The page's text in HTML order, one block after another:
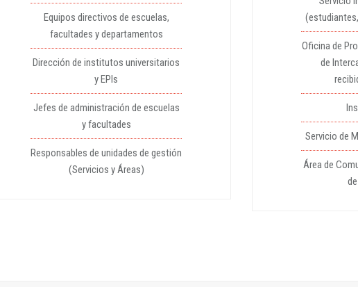
Equipos directivos de escuelas,
facultades y departamentos
Dirección de institutos universitarios
y EPIs
Jefes de administración de escuelas
y facultades
Responsables de unidades de gestión
(Servicios y Áreas)
Oficina de
de
Servicio de
Área de